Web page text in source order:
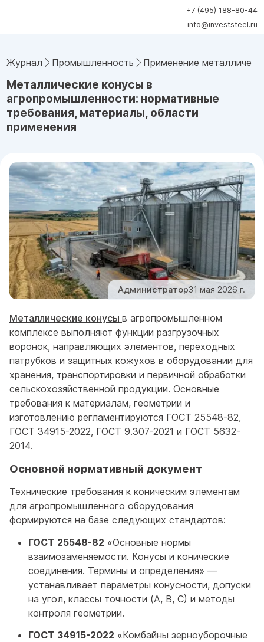
+7 (495) 188-80-44
info@investsteel.ru
Журнал Промышленность Применение
Металлические конусы в
агропромышленности: нормативные
требования, материалы, области
применения
Администратор31 мая 2026 г.
Металлические конусы в агропромышленном
комплексе выполняют функции разгрузочных
воронок, направляющих элементов, переходных
патрубков и защитных кожухов в оборудовании для
хранения, транспортировки и первичной обработки
сельскохозяйственной продукции. Основные
требования к материалам, геометрии и
изготовлению регламентируются ГОСТ 25548-82,
ГОСТ 34915-2022, ГОСТ 9.307-2021 и ГОСТ 5632-
2014.
Основной нормативный документ
Технические требования к коническим элементам
для агропромышленного оборудования
формируются на базе следующих стандартов:
ГОСТ 25548-82 «Основные нормы
взаимозаменяемости. Конусы и конические
соединения. Термины и определения» —
устанавливает параметры конусности, допуски
на угол, классы точности (А, В, С) и методы
контроля геометрии.
ГОСТ 34915-2022 «Комбайны зерноуборочные